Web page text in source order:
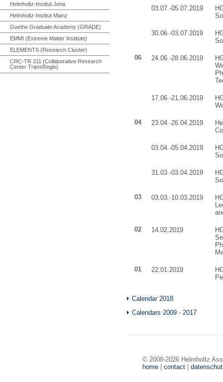
Helmholtz-Institut Jena
Helmholtz-Institut Mainz
Goethe Graduate Academy (GRADE)
EMMI (Extreme Matter Institute)
ELEMENTS (Research Cluster)
CRC-TR 211 (Collaborative Research
Center TransRegio)
03.07.-05.07.2019
30.06.-03.07.2019
06 24.06.-28.06.2019
17.06.-21.06.2019
04 23.04.-26.04.2019
03.04.-05.04.2019
31.03.-03.04.2019
03 03.03.-10.03.2019
02 14.02.2019
01 22.01.2019
Calendar 2018
Calendars 2009 - 2017
© 2008-2026 Helmholtz
home
contact